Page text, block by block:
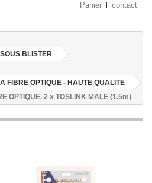
Panier contact
BLISTER
FIBRE OPTIQUE - HAUTE QUALITE
OPTIQUE. 2 x TOSLINK MALE (1.5m)